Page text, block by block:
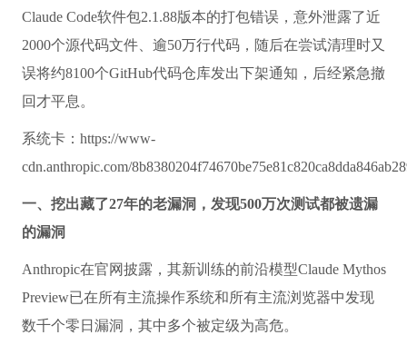
Claude Code软件包2.1.88版本的打包错误，意外泄露了近
2000个源代码文件、逾50万行代码，随后在尝试清理时又
误将约8100个GitHub代码仓库发出下架通知，后经紧急撤
回才平息。
系统卡：https://www-
cdn.anthropic.com/
一、挖出藏了27年的老漏洞，发现500万次测试都被遗漏
的漏洞
Anthropic在官网披露，其新训练的前沿模型Claude Mythos
Preview已在所有主流操作系统和所有主流浏览器中发现
数千个零日漏洞，其中多个被定级为高危。